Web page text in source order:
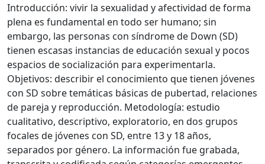
Introducción: vivir la sexualidad y afectividad de forma
plena es fundamental en todo ser humano; sin
embargo, las personas con síndrome de Down (SD)
tienen escasas instancias de educación sexual y pocos
espacios de socialización para experimentarla.
Objetivos: describir el conocimiento que tienen jóvenes
con SD sobre temáticas básicas de pubertad, relaciones
de pareja y reproducción. Metodología: estudio
cualitativo, descriptivo, exploratorio, en dos grupos
focales de jóvenes con SD, entre 13 y 18 años,
separados por género. La información fue grabada,